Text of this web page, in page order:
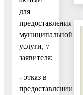
для
предоставления
муниципальной
услуги, у
заявителя;
- отказ в
предоставлении